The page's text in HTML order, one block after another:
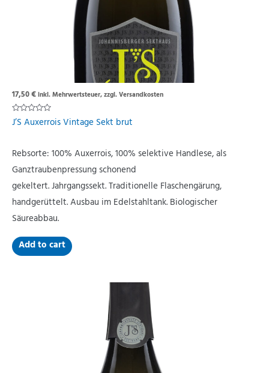
17,50€inkl. Mehrwertsteuer, zzgl. Versandkosten
Rated
0
J’S Auxerrois Vintage Sekt brut
Rebsorte: 100% Auxerrois, 100% selektive Handlese, als
Ganztraubenpressung schonend
gekeltert. Jahrgangssekt. Traditionelle Flaschengärung,
handgerüttelt. Ausbau im Edelstahltank. Biologischer
Säureabbau.
Add to cart